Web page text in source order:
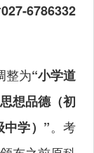
027-6786332
整为“小学道
想品德（初
学）”。考